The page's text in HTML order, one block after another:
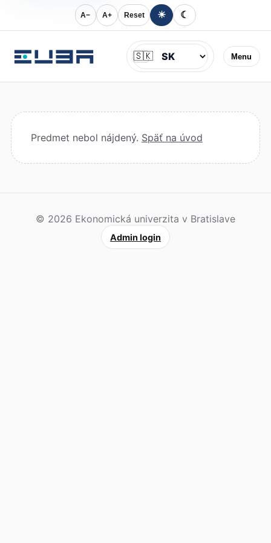
A− A+ Reset ☀ ☾
Menu
Jazyk
🇸🇰
Predmet nebol nájdený. Späť na úvod
© 2026 Ekonomická univerzita v Bratislave
Admin login